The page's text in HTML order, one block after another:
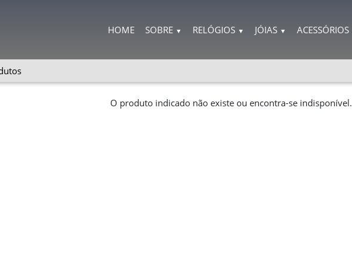
HOME SOBRE ▼ RELÓGIOS ▼ JÓIAS ▼ ACESSÓRIOS
O produto indicado não existe ou encontra-se indisponível.